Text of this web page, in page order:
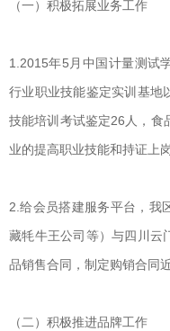
（一）积极拓展业务工作
1.2015年5月中国计量测试
行业职业技能鉴定实训基地
技能培训考试鉴定26人，食
业的提高职业技能和持证上
2.给会员搭建服务平台，我
藏牦牛王公司等）与四川云
品销售合同，制定购销合同
（二）积极推进品牌工作